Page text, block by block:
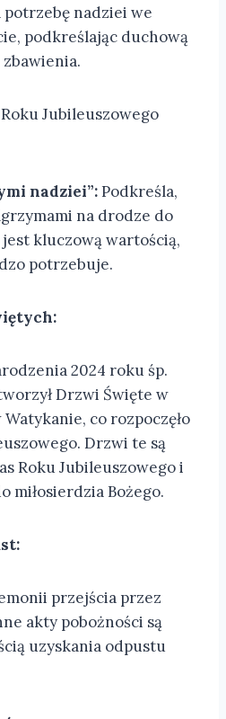
potrzebę nadziei we
podkreślając duchową
Jubileuszowego
nadziei”:Podkreśla,
na drodze do
jest kluczową wartością,
potrzebuje.
2024 roku śp.
Drzwi Święte w
co rozpoczęło
Drzwi te są
Roku Jubileuszowego i
miłosierdzia Bożego.
przejścia przez
akty pobożności są
uzyskania odpustu